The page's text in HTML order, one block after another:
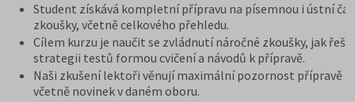
Student získává kompletní přípravu na písemnou i ústní
zkoušky, včetně celkového přehledu.
Cílem kurzu je naučit se zvládnutí náročné zkoušky, jak řešit
strategii testů formou cvičení a návodů k přípravě.
Naši zkušení lektoři věnují maximální pozornost přípravě
včetně novinek v daném oboru.